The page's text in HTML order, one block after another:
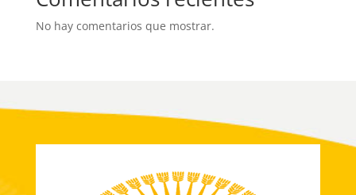
No hay comentarios que mostrar.